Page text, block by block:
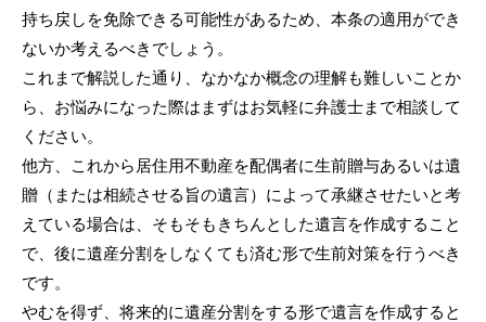
持ち戻しを免除できる可能性があるため、本条の適用ができ
ないか考えるべきでしょう。
これまで解説した通り、なかなか概念の理解も難しいことか
ら、お悩みになった際はまずはお気軽に弁護士まで相談して
ください。
他方、これから居住用不動産を配偶者に生前贈与あるいは遺
贈（または相続させる旨の遺言）によって承継させたいと考
えている場合は、そもそもきちんとした遺言を作成すること
で、後に遺産分割をしなくても済む形で生前対策を行うべき
です。
やむを得ず、将来的に遺産分割をする形で遺言を作成すると